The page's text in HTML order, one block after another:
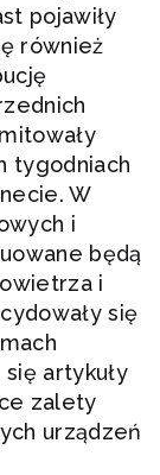
pojawiły
również
tygodniach
W
i
będą
i
się
artykuły
zalety
urządzeń